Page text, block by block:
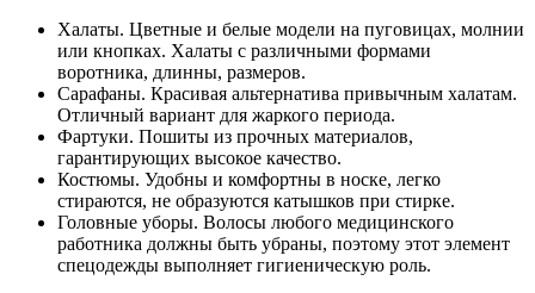
Халаты. Цветные и белые модели на пуговицах, молнии
или кнопках. Халаты с различными формами
воротника, длинны, размеров.
Сарафаны. Красивая альтернатива привычным халатам.
Отличный вариант для жаркого периода.
Фартуки. Пошиты из прочных материалов,
гарантирующих высокое качество.
Костюмы. Удобны и комфортны в носке, легко
стираются, не образуются катышков при стирке.
Головные уборы. Волосы любого медицинского
работника должны быть убраны, поэтому этот элемент
спецодежды выполняет гигиеническую роль.